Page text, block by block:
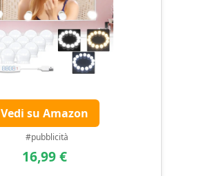
Vedi su Amazon
#pubblicità
16,99 €